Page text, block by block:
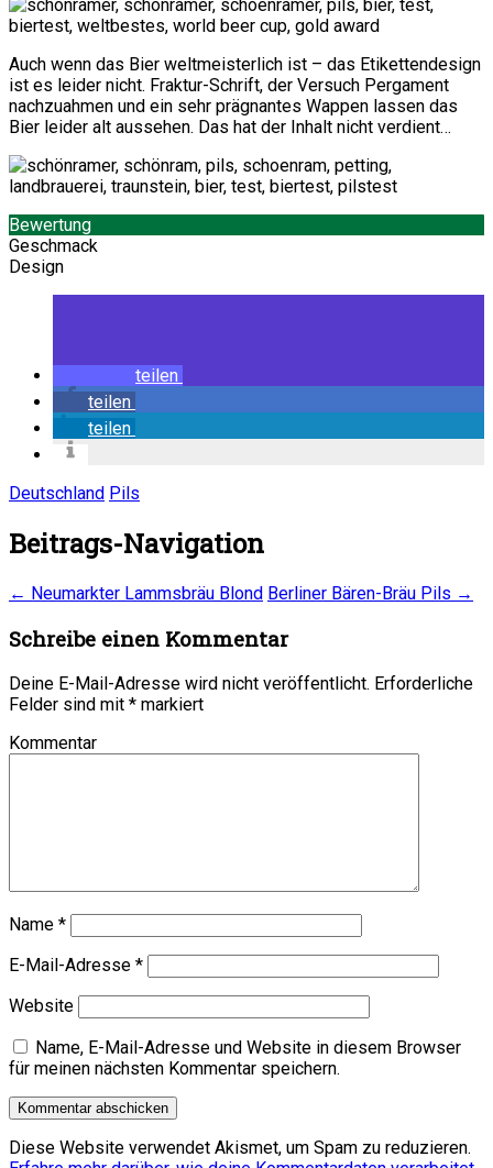
Auch wenn das Bier weltmeisterlich ist – das Etikettendesign
ist es leider nicht. Fraktur-Schrift, der Versuch Pergament
nachzuahmen und ein sehr prägnantes Wappen lassen das
Bier leider alt aussehen. Das hat der Inhalt nicht verdient…
Bewertung
Geschmack
Design
teilen
teilen
teilen
Deutschland Pils
Beitrags-Navigation
← Neumarkter Lammsbräu Blond Berliner Bären-Bräu Pils →
Schreibe einen Kommentar
Deine E-Mail-Adresse wird nicht veröffentlicht. Erforderliche
Felder sind mit * markiert
Kommentar
Name *
E-Mail-Adresse *
Website
Name, E-Mail-Adresse und Website in diesem Browser
für meinen nächsten Kommentar speichern.
Diese Website verwendet Akismet, um Spam zu reduzieren.